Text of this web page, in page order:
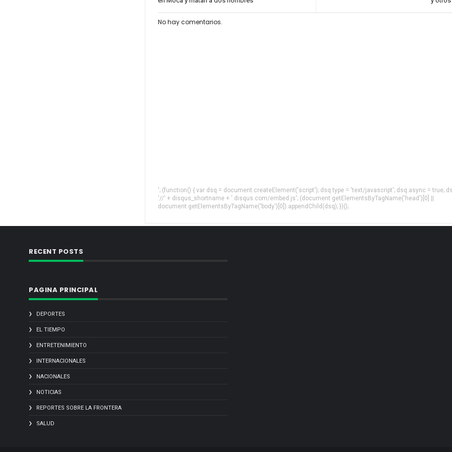
No hay comentarios.
'; (function() { var dsq = document.createElement('script'); dsq.type = 'text/javascript'; dsq.async = true;
'//' + disqus_shortname + '.disqus.com/embed.js'; (document.getElementsByTagName('head')[0] ||
document.getElementsByTagName('body')[0]).appendChild(dsq); })();
RECENT POSTS
PAGINA PRINCIPAL
DEPORTES
EL TIEMPO
ENTRETENIMIENTO
INTERNACIONALES
NACIONALES
NOTICIAS
REPORTES SOBRE LA FRONTERA
SALUD